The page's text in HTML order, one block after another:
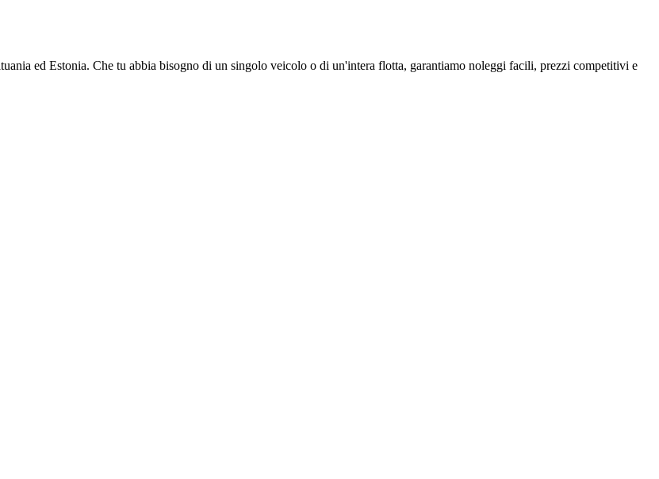
ed Estonia. Che tu abbia bisogno di un singolo veicolo o di un'intera flotta, garantiamo noleggi facili, prezzi competitivi e